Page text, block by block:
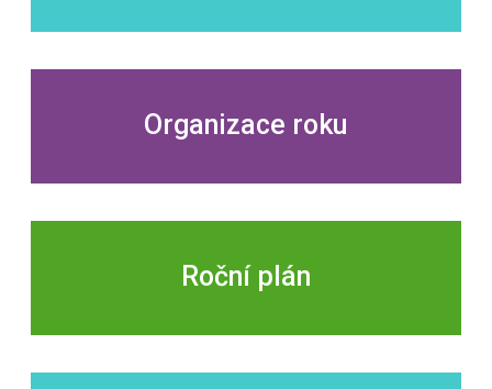
Organizace roku
Roční plán